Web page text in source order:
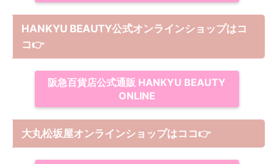
HANKYU BEAUTY公式オンラインショップはコ
コ👉
阪急百貨店公式通販 HANKYU BEAUTY
ONLINE
大丸松坂屋オンラインショップはココ👉